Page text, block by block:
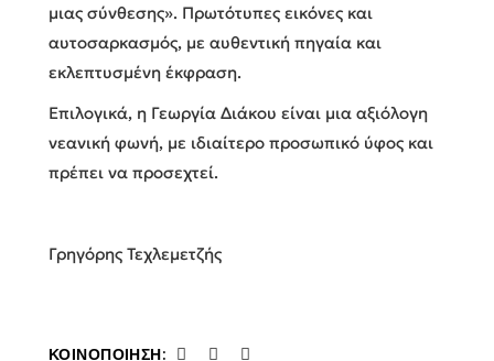
μιας σύνθεσης». Πρωτότυπες εικόνες και
αυτοσαρκασμός, με αυθεντική πηγαία και
εκλεπτυσμένη έκφραση.
Επιλογικά, η Γεωργία Διάκου είναι μια αξιόλογη
νεανική φωνή, με ιδιαίτερο προσωπικό ύφος και
πρέπει να προσεχτεί.
Γρηγόρης Τεχλεμετζής
ΚΟΙΝΟΠΟΊΗΣΗ: